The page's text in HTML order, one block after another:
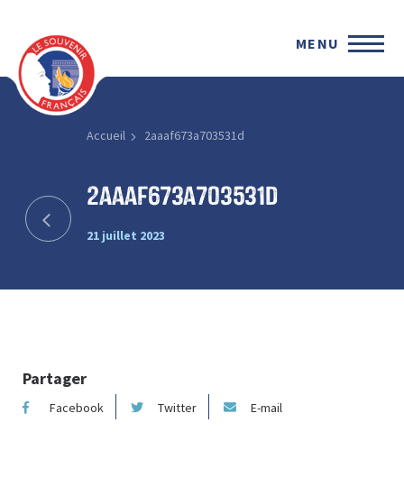
MENU
Accueil 2aaaf673a703531d
2aaaf673a703531d
21 juillet 2023
Partager
Facebook Twitter E-mail